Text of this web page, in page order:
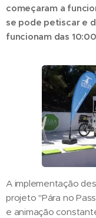
começaram a
se pode petiscar e
funcionam das
A implementação
projeto "Pára no
e animação